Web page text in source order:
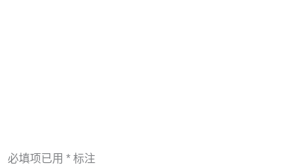
必填项已用 *标注